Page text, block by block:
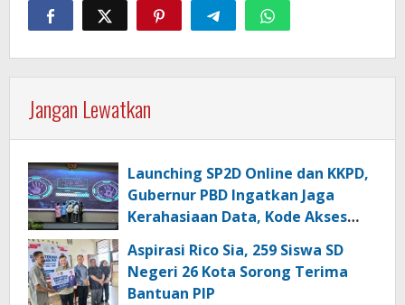
Jangan Lewatkan
Launching SP2D Online dan KKPD,
Gubernur PBD Ingatkan Jaga
Kerahasiaan Data, Kode Akses
Aspirasi Rico Sia, 259 Siswa SD
Negeri 26 Kota Sorong Terima
Bantuan PIP